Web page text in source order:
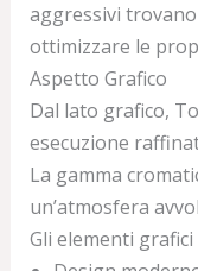
aggressivi
ottimizzare le
Aspetto Grafico
Dal lato grafico,
esecuzione
La gamma
un’atmosfera
Gli elementi